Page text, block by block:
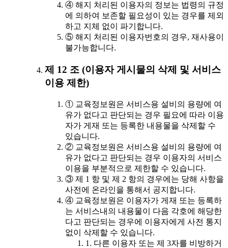
④ 해지 처리된 이용자의 정보는 법령의 규정
에 의하여 보존할 필요성이 있는 경우를 제외
하고 지체 없이 파기합니다.
⑤ 해지 처리된 이용자번호의 경우, 재사용이
불가능합니다.
제 12 조 (이용자 게시물의 삭제 및 서비스
이용 제한)
① 교육정보원은 서비스용 설비의 용량에 여
유가 없다고 판단되는 경우 필요에 따라 이용
자가 게재 또는 등록한 내용물을 삭제할 수
있습니다.
② 교육정보원은 서비스용 설비의 용량에 여
유가 없다고 판단되는 경우 이용자의 서비스
이용을 부분적으로 제한할 수 있습니다.
③ 제 1 항 및 제 2 항의 경우에는 당해 사항을
사전에 온라인을 통해서 공지합니다.
④ 교육정보원은 이용자가 게재 또는 등록하
는 서비스내의 내용물이 다음 각호에 해당한
다고 판단되는 경우에 이용자에게 사전 통지
없이 삭제할 수 있습니다.
1. 다른 이용자 또는 제 3자를 비방하거